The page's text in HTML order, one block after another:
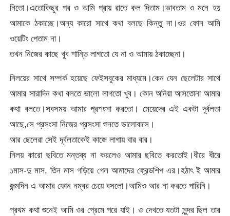
নিতো।এতোকিছুর পর ও আমি প্রায় রাতে কল দিতাম।ভাবতাম ও মনে হয়
আমাকে ঠকাচ্ছে।অন্য কারো সাথে কথা বলছে কিন্তু না।ওর ফোন আমি
ওয়েটিং পেতাম না।
তখন নিজের কাছে খুব শান্তি লাগতো যে না ও আমায় ঠকাচ্ছেনা।
নিলয়ের সাথে সম্পর্ক হয়েছে ফেইসবুকের মাধ্যমে।কেন যেন ছেলেটার সাথে
আমার সারাদিন কথা বলতে ভালো লাগতো খুব। কোন অনিয়া আসতোনা আমার
কথা বলতে।সবসময় আমার প্রশংসা করতো। মেয়েদের এই একটা দূর্বলতা
আছে,সে প্রসংসা নিজের প্রসংসা শুনতে ভালোবাসে।
আর ছেলেরা সেই দূর্বলতাকেই কাজে লাগায় বার বার।
নিলয় কারো ছবিতে মন্তব্য না করলেও আমার ছবিতে করতোই।ধীরে ধীরে
১মাস-দু মাস, তিন মাস গড়িয়ে গেল আমাদের ফ্রেন্ডশিপ এর।হঠাৎ ই আমার
জন্মদিন এ আমার ফোন নম্বর চেয়ে বসলো।আমিও আর না করতে পারিনি।
প্রথম কথা শুনেই আমি ওর প্রেমে পরে যাই। ও দেখতে যতটা সুন্দর ছিল তার